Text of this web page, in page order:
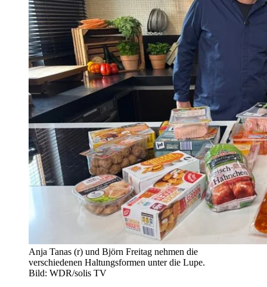
Anja Tanas (r) und Björn Freitag nehmen die
verschiedenen Haltungsformen unter die Lupe.
Bild: WDR/solis TV